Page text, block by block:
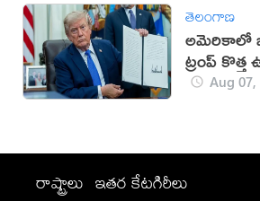
తెలంగాణ
అమెరికాలో
ట్రంప్ కొత్త
Aug 07,
రాష్ట్రాలు ఇతర కేటగిరీలు